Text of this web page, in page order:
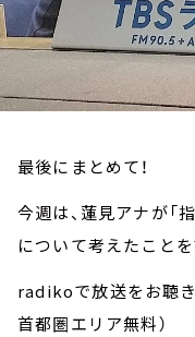
最後にまとめて！
今週は、蓮見アナが「
について考えたことを
radikoで放送をお聴
首都圏エリア無料）